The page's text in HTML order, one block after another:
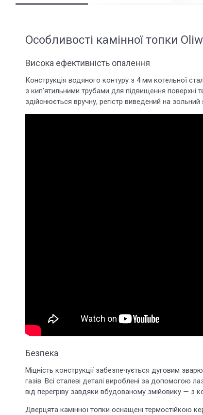
Особливості камінної топки
Висока ефективність опалення
Конструкція водяного контуру з 4 мм котельної
з кип’ятильними трубами для підвищення поверхні
здійснюється вручну, регістр виведений на
Безпека
Міцність конструкції забезпечується дуговим
газів. Всі сталеві деталі вироблені за допомогою
від перегріву завдяки вбудованому змійовику — з
Дверцята камінної топки оснащені термостійкою